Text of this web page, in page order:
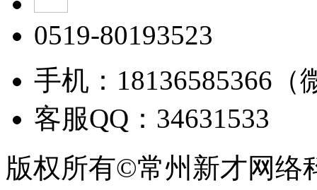
0519-80193523
手机：18136585366（
客服QQ：34631533
版权所有©常州新才网络